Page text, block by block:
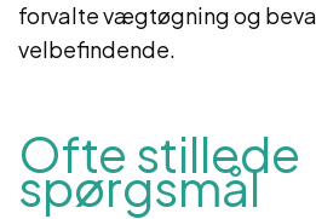
forvalte vægtøgning og
velbefindende.
Ofte stillede
spørgsmål